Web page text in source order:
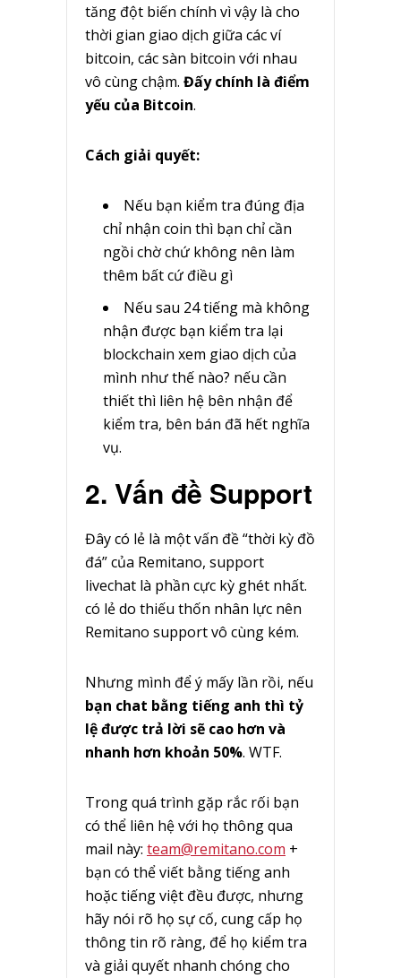
tăng đột biến chính vì vậy là cho
thời gian giao dịch giữa các ví
bitcoin, các sàn bitcoin với nhau
vô cùng chậm. Đấy chính là điểm
yếu của Bitcoin.
Cách giải quyết:
Nếu bạn kiểm tra đúng địa
chỉ nhận coin thì bạn chỉ cần
ngồi chờ chứ không nên làm
thêm bất cứ điều gì
Nếu sau 24 tiếng mà không
nhận được bạn kiểm tra lại
blockchain xem giao dịch của
mình như thế nào? nếu cần
thiết thì liên hệ bên nhận để
kiểm tra, bên bán đã hết nghĩa
vụ.
2. Vấn đề Support
Đây có lẻ là một vấn đề “thời kỳ đồ
đá” của Remitano, support
livechat là phần cực kỳ ghét nhất.
có lẻ do thiếu thốn nhân lực nên
Remitano support vô cùng kém.
Nhưng mình để ý mấy lần rồi, nếu
bạn chat bằng tiếng anh thì tỷ
lệ được trả lời sẽ cao hơn và
nhanh hơn khoản 50%. WTF.
Trong quá trình gặp rắc rối bạn
có thể liên hệ với họ thông qua
mail này: team@remitano.com +
bạn có thể viết bằng tiếng anh
hoặc tiếng việt đều được, nhưng
hãy nói rõ họ sự cố, cung cấp họ
thông tin rõ ràng, để họ kiểm tra
và giải quyết nhanh chóng cho